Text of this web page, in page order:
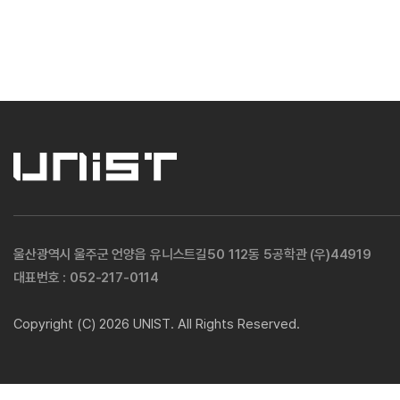
울산광역시 울주군 언양읍 유니스트길50 112동 5공학관 (우)44919
대표번호 : 052-217-0114
Copyright (C) 2026 UNIST. All Rights Reserved.